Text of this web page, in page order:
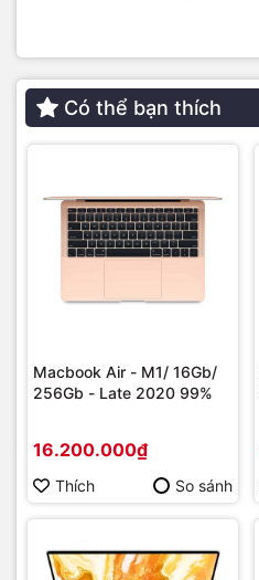
Có thể bạn thích
Macbook Air - M1/ 16Gb/
256Gb - Late 2020 99%
16.200.000₫
Thích So sánh